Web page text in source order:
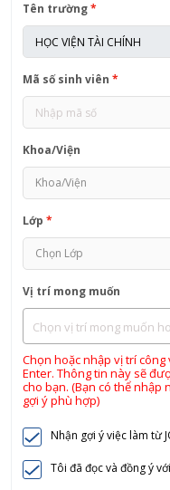
Tên trường*
Mã số sinh viên *
Khoa/Viện
Lớp *
Vị trí mong muốn
Chọn hoặc nhập vị trí
Enter. Thông tin này sẽ
cho bạn. (Bạn có thể nhập
gợi ý phù hợp)
Nhận gợi ý việc làm từ
Tôi đã đọc và đồng ý với